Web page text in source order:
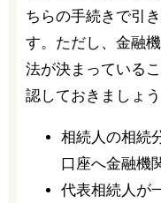
ちらの手続きで引
す。ただし、金融
法が決まっている
認しておきましょう
相続人の相続
口座へ金融機
代表相続人が